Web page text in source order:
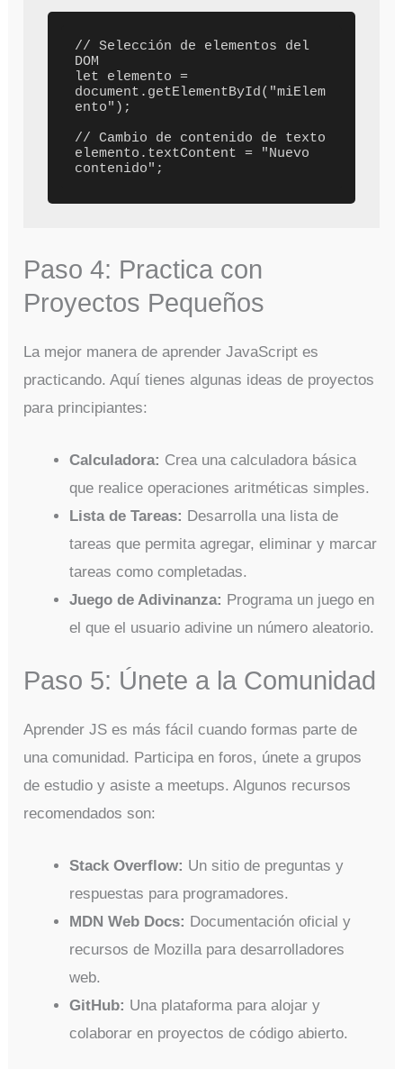
// Selección de elementos del
DOM
let elemento =
document.getElementById("miElem
ento");
// Cambio de contenido de texto
elemento.textContent = "Nuevo
Paso 4: Practica con
Proyectos Pequeños
La mejor manera de aprender JavaScript es
practicando. Aquí tienes algunas ideas de proyectos
para principiantes:
Calculadora: Crea una calculadora básica
que realice operaciones aritméticas simples.
Lista de Tareas: Desarrolla una lista de
tareas que permita agregar, eliminar y marcar
tareas como completadas.
Juego de Adivinanza: Programa un juego en
el que el usuario adivine un número aleatorio.
Paso 5: Únete a la Comunidad
Aprender JS es más fácil cuando formas parte de
una comunidad. Participa en foros, únete a grupos
de estudio y asiste a meetups. Algunos recursos
recomendados son:
Stack Overflow: Un sitio de preguntas y
respuestas para programadores.
MDN Web Docs: Documentación oficial y
recursos de Mozilla para desarrolladores
web.
GitHub: Una plataforma para alojar y
colaborar en proyectos de código abierto.